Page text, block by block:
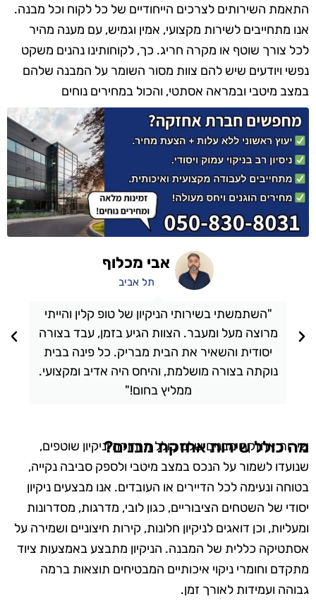
התאמת השירותים לצרכים הייחודיים של כל לקוח וכל מבנה.
אנו מתחייבים לשירות מקצועי, אמין וגמיש, עם מענה מהיר
לכל צורך שוטף או מקרה חריג. כך, לקוחותינו נהנים משקט
נפשי ויודעים שיש להם צוות מסור השומר על המבנה שלהם
במצב מיטבי ובמראה אסתטי, והכול במחירים נוחים
ותחרותיים.
"השתמשתי בשירותי הניקיון של טופ קלין והייתי
מרוצה מעל ומעבר. הצוות הגיע בזמן, עבד בצורה
יסודית והשאיר את הבית מבריק. כל פינה בבית
נוקתה בצורה מושלמת, והיחס היה אדיב ומקצועי.
ממליץ בחום!"
אבי מכלוף
תל אביב
מה כולל שירות אחזקת מבנים?
שירות אחזקת מבנים שלנו כולל תחזוקה וניקיון שוטפים,
שנועדו לשמור על הנכס במצב מיטבי ולספק סביבה נקייה,
בטוחה ונעימה לכל הדיירים או העובדים. אנו מבצעים ניקיון
יסודי של השטחים הציבוריים, כגון לובי, מדרגות, מסדרונות
ומעליות, וכן דואגים לניקיון חלונות, קירות חיצוניים ושמירה על
אסתטיקה כללית של המבנה. הניקיון מתבצע באמצעות ציוד
מתקדם וחומרי ניקוי איכותיים המבטיחים תוצאות ברמה
גבוהה ועמידות לאורך זמן.